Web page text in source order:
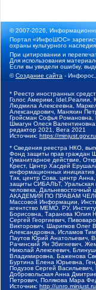
© 2007-2026,
Портал «ИнфоШОС»
охраны культурного
При цитировании и
Для использования
Если вы увидели ошибку,
©Создание сайта -
* Реестр иностранных
Голос Америки, Idel.Реалии,
Людмила Алексеевна,
Александрович, Маняхин
Гройсман Софья Романовна,
Шмагун Олеся
редактор 2021, Вега 2021
Источник: https://
* Сведения реестра НКО,
Фонд защиты прав граждан
Гуманитарное действие,
Крест, Центр Хасдей
информационных инициатив
Так, центр Сова, центр
защиты СИБАЛЬТ, Уральская
человека, Дальневосточный
АКАДЕМИЯ ПО ПРАВАМ
Массовой Информации,
агентство МЕМО. РУ,
Борисовна, Таранова Юлия
Сергей Георгиевич,
Викторович, Шарипков Олег
Александровна, Исламов
Паутов Юрий Анатольевич,
Рачинский Ян Збигневич,
Николай Алексеевич,
Владимировна, Баженова
Буртина Елена Юрьевна,
Подузов Сергей
Добровольская Анна
Петрович, Полякова Мара
Источник: http://